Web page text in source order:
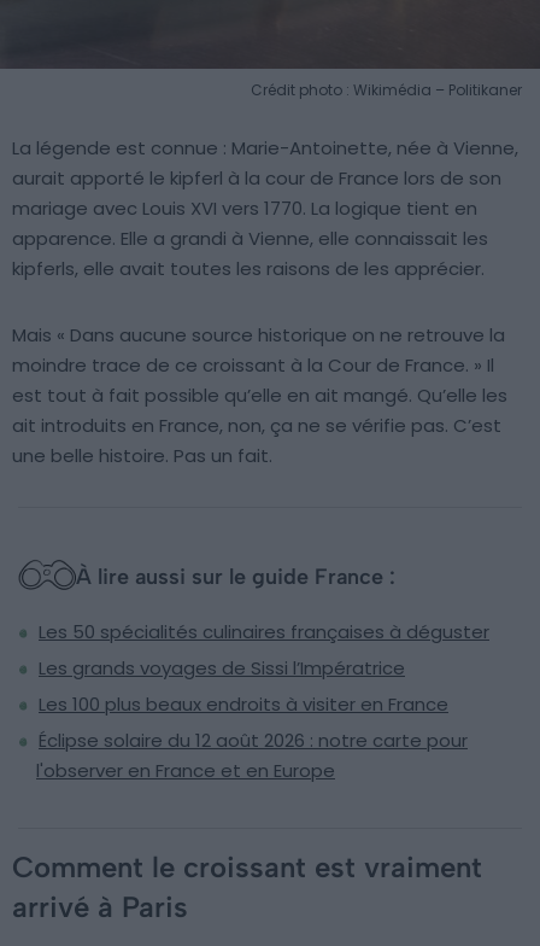
Crédit photo : Wikimédia – Politikaner
La légende est connue : Marie-Antoinette, née à Vienne,
aurait apporté le kipferl à la cour de France lors de son
mariage avec Louis XVI vers 1770. La logique tient en
apparence. Elle a grandi à Vienne, elle connaissait les
kipferls, elle avait toutes les raisons de les apprécier.
Mais « Dans aucune source historique on ne retrouve la
moindre trace de ce croissant à la Cour de France. » Il
est tout à fait possible qu’elle en ait mangé. Qu’elle les
ait introduits en France, non, ça ne se vérifie pas. C’est
une belle histoire. Pas un fait.
À lire aussi sur le guide France :
Les 50 spécialités culinaires françaises à déguster
Les grands voyages de Sissi l’Impératrice
Les 100 plus beaux endroits à visiter en France
Éclipse solaire du 12 août 2026 : notre carte pour
l'observer en France et en Europe
Comment le croissant est vraiment
arrivé à Paris